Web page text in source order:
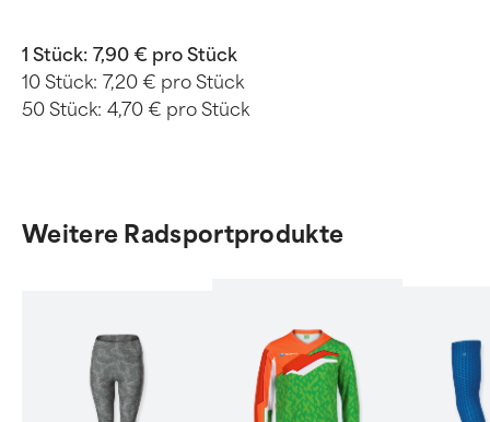
1 Stück: 7,90 € pro Stück
10 Stück: 7,20 € pro Stück
50 Stück: 4,70 € pro Stück
Weitere Radsportprodukte